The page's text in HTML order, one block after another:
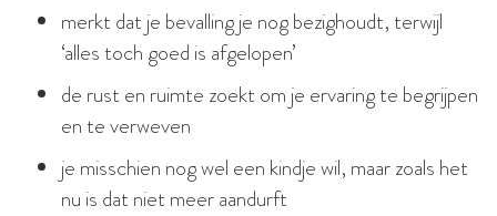
merkt dat je bevalling je nog bezighoudt, terwijl
‘alles toch goed is afgelopen’
de rust en ruimte zoekt om je ervaring te begrijpen
en te verweven
je misschien nog wel een kindje wil, maar zoals het
nu is dat niet meer aandurft